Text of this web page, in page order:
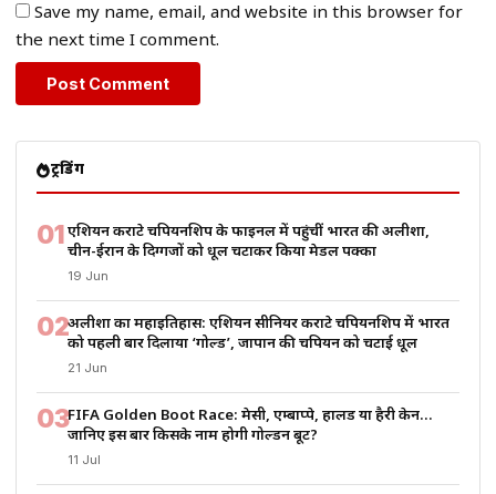
Save my name, email, and website in this browser for
the next time I comment.
ट्रेंडिंग
01एशियन कराटे चैंपियनशिप के फाइनल में पहुंचीं भारत की अलीशा,
चीन-ईरान के दिग्गजों को धूल चटाकर किया मेडल पक्का
19 Jun
02अलीशा का महाइतिहास: एशियन सीनियर कराटे चैंपियनशिप में भारत
को पहली बार दिलाया ‘गोल्ड’, जापान की चैंपियन को चटाई धूल
21 Jun
03FIFA Golden Boot Race: मेसी, एम्बाप्पे, हालैंड या हैरी केन…
जानिए इस बार किसके नाम होगी गोल्डन बूट?
11 Jul